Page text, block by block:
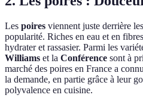
Les poires viennent juste derrière
popularité. Riches en eau et en
hydrater et rassasier. Parmi les
Williams et la Conférence sont à
marché des poires en France a
la demande, en partie grâce à leur
polyvalence en cuisine.